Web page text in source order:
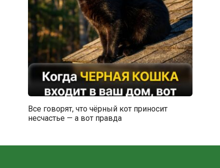
Все говорят, что чёрный кот приносит
несчастье — а вот правда